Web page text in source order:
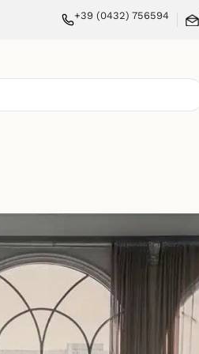
+39 (0432) 756594